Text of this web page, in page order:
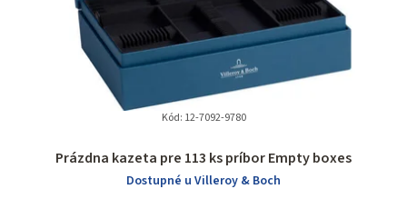
Prázdna kazeta pre 113 ks príbor Empty boxes
Dostupné u Villeroy & Boch
Kód: 12-7092-9780